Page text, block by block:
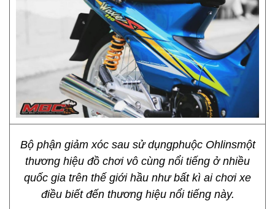
Bộ phận giảm xóc sau sử dụngphuộc Ohlinsmột
thương hiệu đồ chơi vô cùng nổi tiếng ở nhiều
quốc gia trên thế giới hầu như bất kì ai chơi xe
điều biết đến thương hiệu nổi tiếng này.